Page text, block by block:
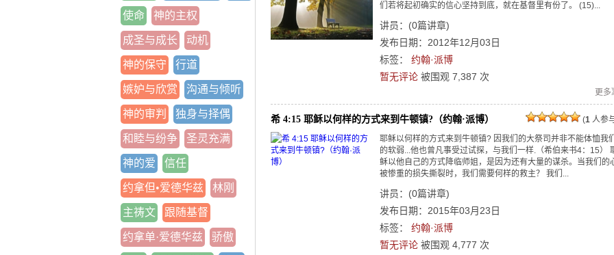
使命 神的主权
成圣与成长 动机
神的保守 行道
嫉妒与欣赏 沟通与倾听
神的审判 独身与择偶
和睦与纷争 圣灵充满
神的爱 信任
约拿但•爱德华兹 林刚
主祷文 跟随基督
约拿单·爱德华兹 骄傲
们若将起初确实的信心坚持到底，就在基督里有份了。 (15)...
讲员： (0篇讲章)
发布日期：2012年12月03日
标签： 约翰·派博
暂无评论 被围观 7,387 次
更多
希 4:15 耶稣以何样的方式来到牛顿镇?（约翰·派博） (1 人参
耶稣以何样的方式来到牛顿镇? 因我们的大祭司并非不能体恤我们
的软弱...他也曾凡事受过试探，与我们一样.（希伯来书4：15）
稣以他自己的方式降临师姐，是因为还有大量的谋杀。当我们的
被惨重的损失撕裂时，我们需要何样的救主？ 我们...
讲员： (0篇讲章)
发布日期：2015年03月23日
标签： 约翰·派博
暂无评论 被围观 4,777 次